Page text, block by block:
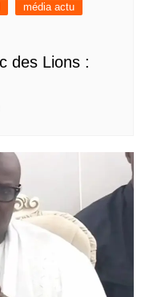
média actu
des Lions :